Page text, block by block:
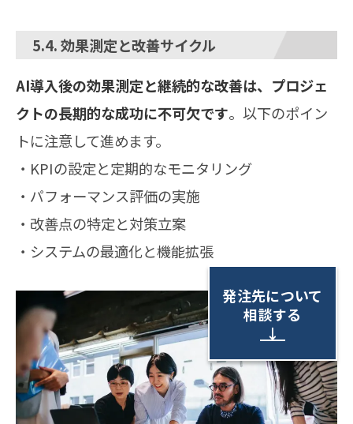
5.4. 効果測定と改善サイクル
AI導入後の効果測定と継続的な改善は、プロジェ
クトの長期的な成功に不可欠です。以下のポイン
トに注意して進めます。
・KPIの設定と定期的なモニタリング
・パフォーマンス評価の実施
・改善点の特定と対策立案
・システムの最適化と機能拡張
発注先について
相談する
↓